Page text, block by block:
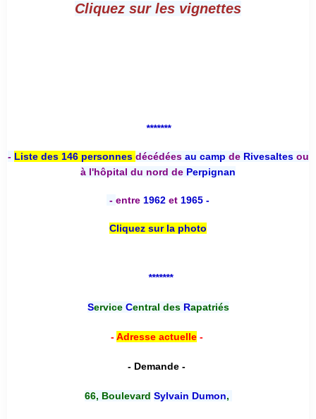
Cliquez sur les vignettes
*******
- Liste des 146 personnes décédées au camp deRivesaltesou
à l'hôpital du nord de Perpignan
- entre 1962 et 1965 -
Cliquez sur la photo
*******
Service Central desRapatriés
-Adresse actuelle-
- Demande -
66, Boulevard Sylvain Dumon,